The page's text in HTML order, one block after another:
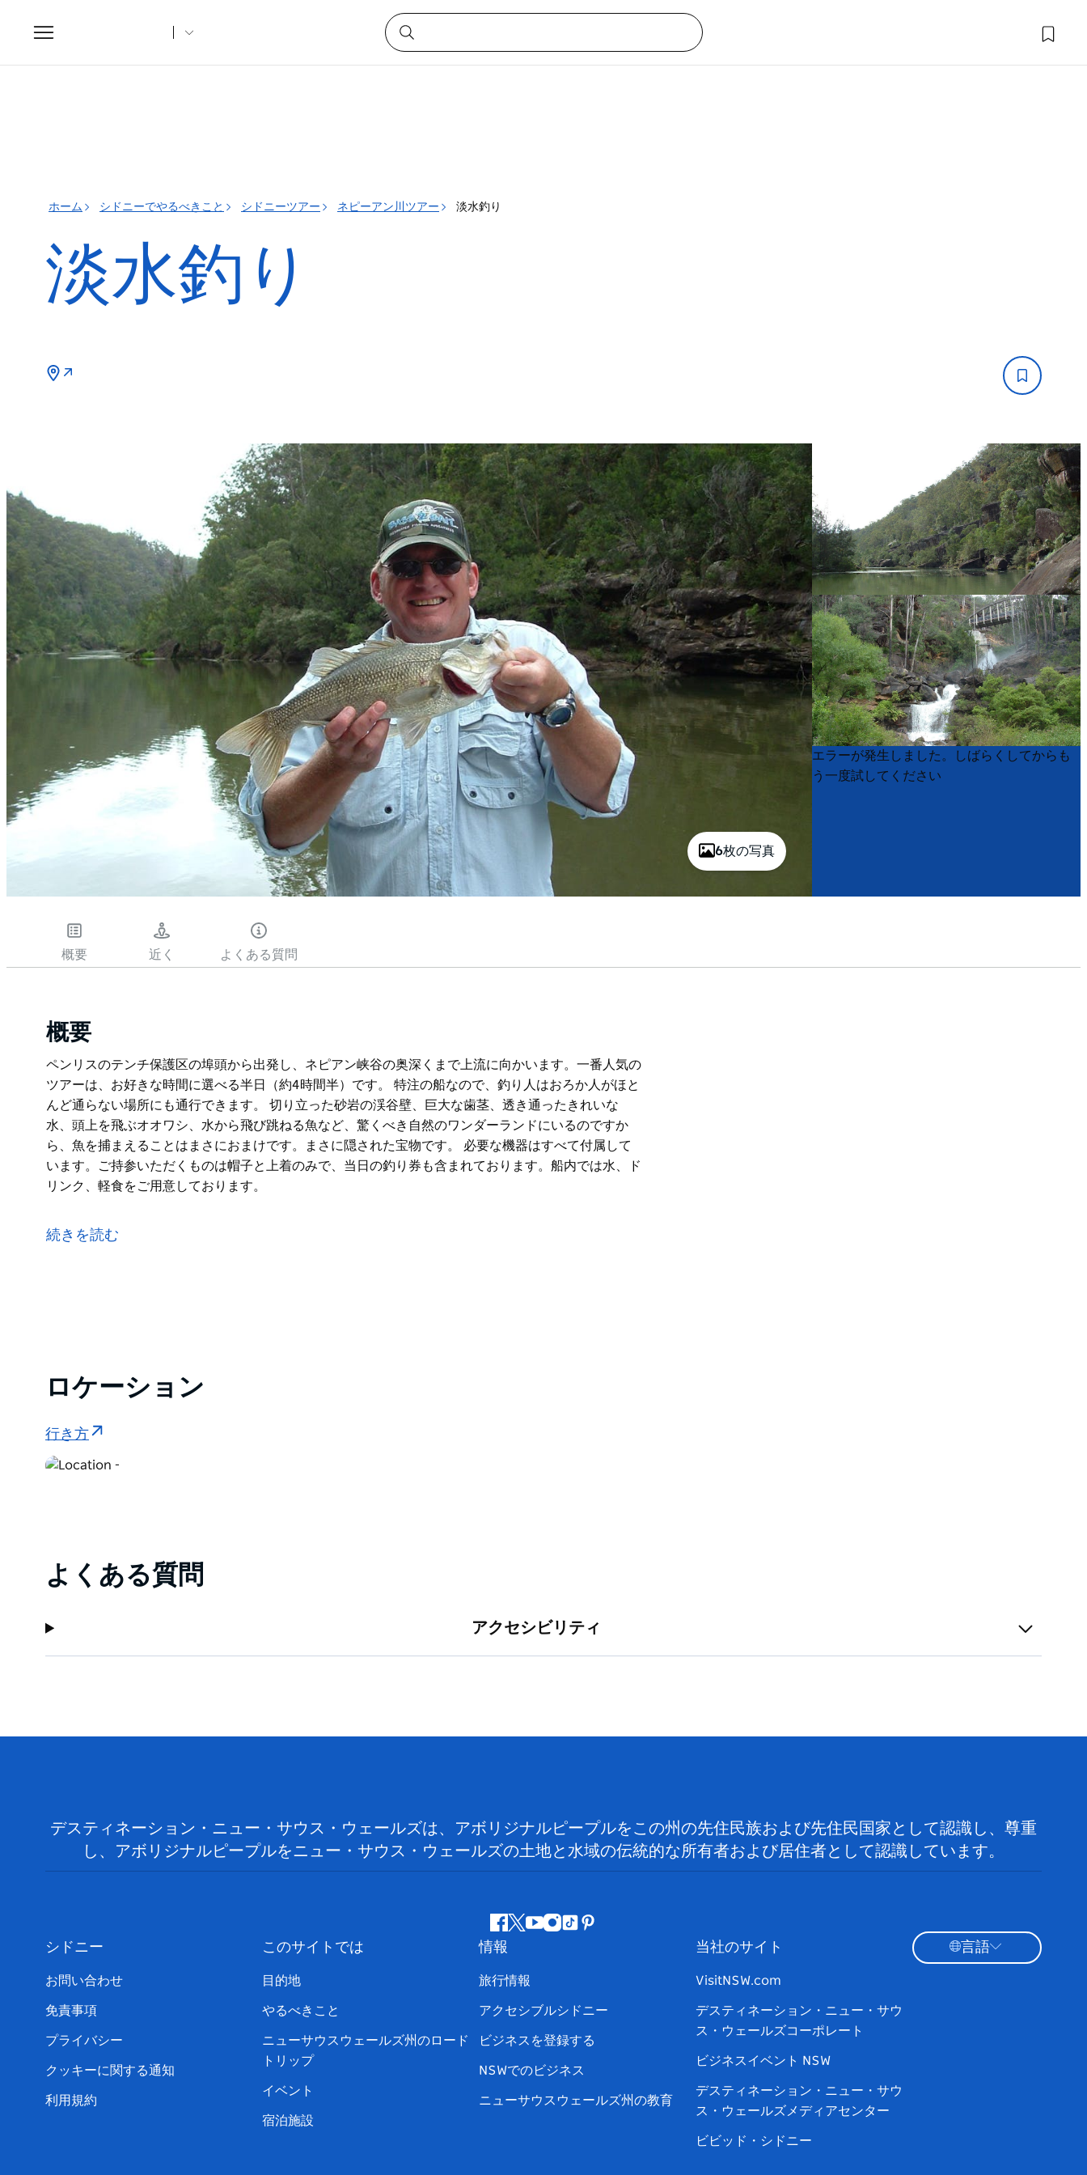
Toggle
navigation
ホーム シドニーでやるべきこと シドニーツアー ネピーアン川ツアー 淡水釣り
淡水釣り
6枚の写真
Product
List
Product
List
エラーが発生しました。しばらくしてからも
う一度試してください
概要 近く よくある質問
概要
ペンリスのテンチ保護区の埠頭から出発し、ネピアン峡谷の奥深くまで上流に向かいます。一番人気の
ツアーは、お好きな時間に選べる半日（約4時間半）です。 特注の船なので、釣り人はおろか人がほと
んど通らない場所にも通行できます。 切り立った砂岩の渓谷壁、巨大な歯茎、透き通ったきれいな
水、頭上を飛ぶオオワシ、水から飛び跳ねる魚など、驚くべき自然のワンダーランドにいるのですか
ら、魚を捕まえることはまさにおまけです。まさに隠された宝物です。 必要な機器はすべて付属して
います。ご持参いただくものは帽子と上着のみで、当日の釣り券も含まれております。船内では水、ド
リンク、軽食をご用意しております。
ツアーは、お好きな時間に選べる半日（約4時間半）です。
ております。船内では水、ドリンク、軽食をご用意しております。
続きを読む
ロケーション
行き方
よくある質問
アクセシビリティ
デスティネーション・ニュー・サウス・ウェールズは、アボリジナルピープルをこの州の先住民族および先住民国家として認識し、尊重
し、アボリジナルピープルをニュー・サウス・ウェールズの土地と水域の伝統的な所有者および居住者として認識しています。
フ
ェ
イ
ブ
ッ
ツ
ッ
ー
ユ
ー
ブ
イ
グ
ラ
テ
ト
ッ
ピ
ス
ト
シドニー
お問い合わせ
免責事項
プライバシー
クッキーに関する通知
利用規約
このサイトでは
目的地
やるべきこと
ニューサウスウェールズ州のロード
トリップ
イベント
宿泊施設
情報
旅行情報
アクセシブルシドニー
ビジネスを登録する
NSWでのビジネス
ニューサウスウェールズ州の教育
当社のサイト
VisitNSW.com
デスティネーション・ニュー・サウ
ス・ウェールズコーポレート
ビジネスイベント NSW
デスティネーション・ニュー・サウ
ス・ウェールズメディアセンター
ビビッド・シドニー
言語